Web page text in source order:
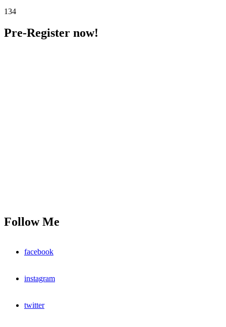
134
Pre-Register now!
Follow Me
facebook
instagram
twitter